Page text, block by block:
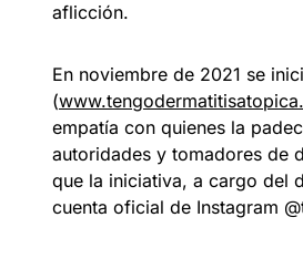
aflicción.
En noviembre de 2021 se
(
empatía con quienes la
autoridades y tomadores de
que la iniciativa, a cargo del
cuenta oficial de Instagram